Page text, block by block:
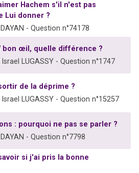
Hachem s'il n'est pas
Lui donner ?
- Question n°74178
bon œil, quelle différence ?
LUGASSY - Question n°1747
de la déprime ?
LUGASSY - Question n°15257
: pourquoi ne pas se parler ?
- Question n°7798
si j'ai pris la bonne